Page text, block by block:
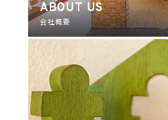
ブッケンログ
ABOUT US
会社概要